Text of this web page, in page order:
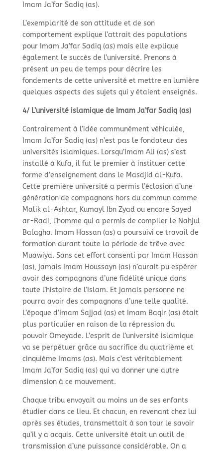
Imam Ja’far Sadiq (as).
L’exemplarité de son attitude et de son
comportement explique l’attrait des populations
pour Imam Ja’far Sadiq (as) mais elle explique
également le succès de l’université. Prenons à
présent un peu de temps pour décrire les
fondements de cette université et mettre en lumière
quelques aspects des sujets qui y étaient enseignés.
4/ L’université islamique de Imam Ja’far Sadiq (as)
Contrairement à l’idée communément véhiculée,
Imam Ja’far Sadiq (as) n’est pas le fondateur des
universités islamiques. Lorsqu’Imam Ali (as) s’est
installé à Kufa, il fut le premier à instituer cette
forme d’enseignement dans le Masdjid al-Kufa.
Cette première université a permis l’éclosion d’une
génération de compagnons hors du commun comme
Malik al-Ashtar, Kumayl Ibn Zyad ou encore Sayed
ar-Radi, l’homme qui a permis de compiler le Nahjul
Balagha. Imam Hassan (as) a poursuivi ce travail de
formation durant toute la période de trêve avec
Muawiya. Sans cet effort consenti par Imam Hassan
(as), jamais Imam Houssayn (as) n’aurait pu espérer
avoir des compagnons d’une fidélité unique dans
toute l’histoire de l’Islam. Et jamais personne ne
pourra avoir des compagnons d’une telle qualité.
L’époque d’Imam Sajjad (as) et Imam Baqir (as) était
plus particulier en raison de la répression du
pouvoir Omeyade. L’esprit de l’université islamique
va se perpétuer grâce au sacrifice du quatrième et
cinquième Imams (as). Mais c’est véritablement
Imam Ja’far Sadiq (as) qui va donner une autre
dimension à ce mouvement.
Chaque tribu envoyait au moins un de ses enfants
étudier dans ce lieu. Et chacun, en revenant chez lui
après ses études, transmettait à son tour le savoir
qu’il y a acquis. Cette université était un outil de
transmission d’une puissance considérable. On a